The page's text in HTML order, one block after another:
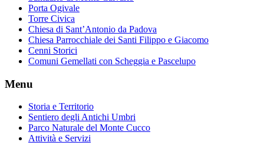
Porta Ogivale
Torre Civica
Chiesa di Sant’Antonio da Padova
Chiesa Parrocchiale dei Santi Filippo e Giacomo
Cenni Storici
Comuni Gemellati con Scheggia e Pascelupo
Menu
Storia e Territorio
Sentiero degli Antichi Umbri
Parco Naturale del Monte Cucco
Attività e Servizi